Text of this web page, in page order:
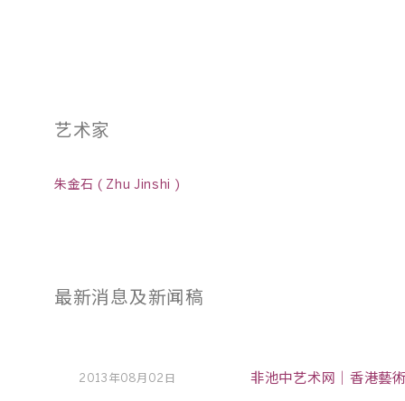
艺术家
朱金石 ( Zhu Jinshi )
最新消息及新闻稿
2013年08月02日 非池中艺术网｜香港藝